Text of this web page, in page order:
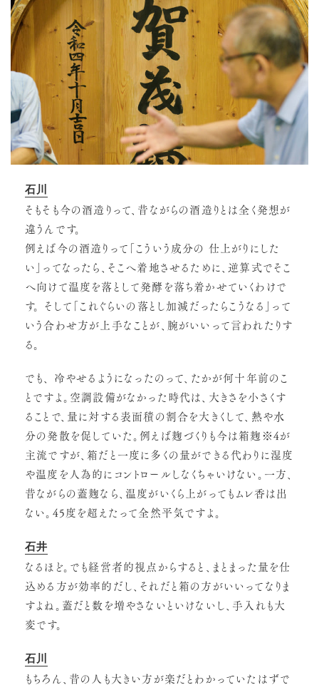
石川
そもそも今の酒造りって、昔ながらの酒造りとは全く発想が
違うんです。
例えば今の酒造りって「こういう成分の 仕上がりにした
い」ってなったら、そこへ着地させるために、逆算式でそこ
へ向けて温度を落として発酵を落ち着かせていくわけで
す。 そして「これぐらいの落とし加減だったらこうなる」って
いう合わせ方が上手なことが、腕がいいって言われたりす
る。
でも、 冷やせるようになったのって、たかが何十年前のこ
とですよ。空調設備がなかった時代は、大きさを小さくす
ることで、量に対する表面積の割合を大きくして、熱や水
分の発散を促していた。例えば麹づくりも今は箱麹※4が
主流ですが、箱だと一度に多くの量ができる代わりに湿度
や温度を人為的にコントロールしなくちゃいけない。一方、
昔ながらの蓋麹なら、温度がいくら上がってもムレ香は出
ない。45度を超えたって全然平気ですよ。
石井
なるほど。でも経営者的視点からすると、まとまった量を仕
込める方が効率的だし、それだと箱の方がいいってなりま
すよね。蓋だと数を増やさないといけないし、手入れも大
変です。
石川
もちろん、昔の人も大きい方が楽だとわかっていたはずで